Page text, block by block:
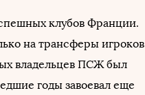
клубов Франции.
на трансферы игроков
владельцев ПСЖ был
годы завоевал еще